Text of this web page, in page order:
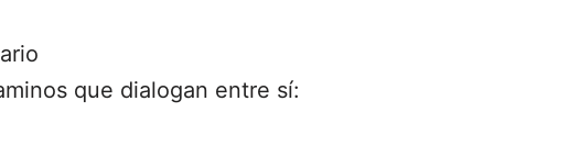
que dialogan entre sí: